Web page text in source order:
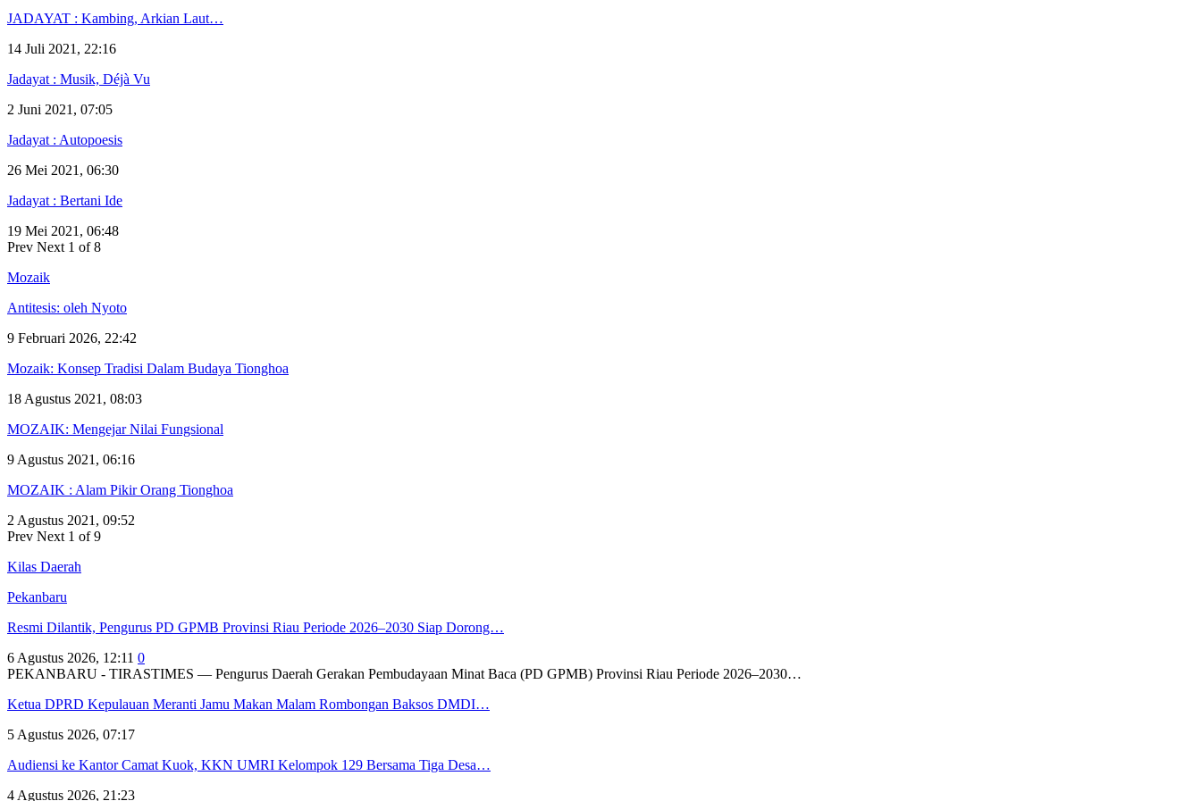
JADAYAT : Kambing, Arkian Laut…
14 Juli 2021, 22:16
Jadayat : Musik, Déjà Vu
2 Juni 2021, 07:05
Jadayat : Autopoesis
26 Mei 2021, 06:30
Jadayat : Bertani Ide
19 Mei 2021, 06:48
Prev Next 1 of 8
Mozaik
Antitesis: oleh Nyoto
9 Februari 2026, 22:42
Mozaik: Konsep Tradisi Dalam Budaya Tionghoa
18 Agustus 2021, 08:03
MOZAIK: Mengejar Nilai Fungsional
9 Agustus 2021, 06:16
MOZAIK : Alam Pikir Orang Tionghoa
2 Agustus 2021, 09:52
Prev Next 1 of 9
Kilas Daerah
Pekanbaru
Resmi Dilantik, Pengurus PD GPMB Provinsi Riau Periode 2026–2030 Siap Dorong…
6 Agustus 2026, 12:11 0
PEKANBARU - TIRASTIMES — Pengurus Daerah Gerakan Pembudayaan Minat Baca (PD GPMB) Provinsi Riau Periode 2026–2030…
Ketua DPRD Kepulauan Meranti Jamu Makan Malam Rombongan Baksos DMDI…
5 Agustus 2026, 07:17
Audiensi ke Kantor Camat Kuok, KKN UMRI Kelompok 129 Bersama Tiga Desa…
4 Agustus 2026, 21:23